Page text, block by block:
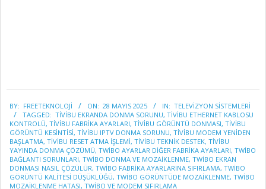
05-
28
BY: FREETEKNOLOJI ON: 28 MAYIS 2025 IN: TELEVİZYON SİSTEMLERİ
TAGGED: TIVIBU EKRANDA DONMA SORUNU, TIVIBU ETHERNET KABLOSU
KONTROLÜ, TIVIBU FABRIKA AYARLARI, TIVIBU GÖRÜNTÜ DONMASI, TIVIBU
GÖRÜNTÜ KESINTISI, TIVIBU IPTV DONMA SORUNU, TIVIBU MODEM YENIDEN
BAŞLATMA, TIVIBU RESET ATMA IŞLEMI, TIVIBU TEKNIK DESTEK, TIVIBU
YAYINDA DONMA ÇÖZÜMÜ, TWIBO AYARLAR DIĞER FABRIKA AYARLARI, TWIBO
BAĞLANTI SORUNLARI, TWIBO DONMA VE MOZAIKLENME, TWIBO EKRAN
DONMASI NASIL ÇÖZÜLÜR, TWIBO FABRIKA AYARLARINA SIFIRLAMA, TWIBO
GÖRÜNTÜ KALITESI DÜŞÜKLÜĞÜ, TWIBO GÖRÜNTÜDE MOZAIKLENME, TWIBO
MOZAIKLENME HATASI, TWIBO VE MODEM SIFIRLAMA